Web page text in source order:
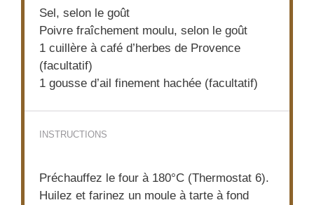
Sel, selon le goût
Poivre fraîchement moulu, selon le goût
1 cuillère à café d’herbes de Provence
(facultatif)
1 gousse d’ail finement hachée (facultatif)
INSTRUCTIONS
Préchauffez le four à 180°C (Thermostat 6).
Huilez et farinez un moule à tarte à fond